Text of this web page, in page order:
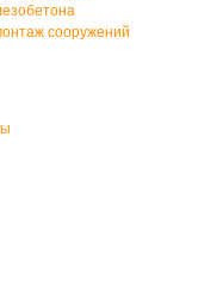
сооружений